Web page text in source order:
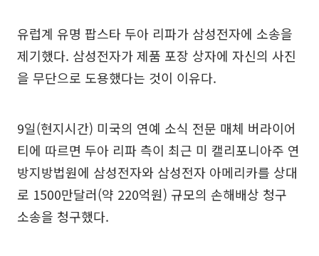
유럽계 유명 팝스타 두아 리파가 삼성전자에 소송을
제기했다. 삼성전자가 제품 포장 상자에 자신의 사진
을 무단으로 도용했다는 것이 이유다.
9일(현지시간) 미국의 연예 소식 전문 매체 버라이어
티에 따르면 두아 리파 측이 최근 미 캘리포니아주 연
방지방법원에 삼성전자와 삼성전자 아메리카를 상대
로 1500만달러(약 220억원) 규모의 손해배상 청구
소송을 청구했다.